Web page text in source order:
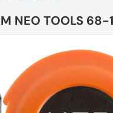
NEO TOOLS 68-